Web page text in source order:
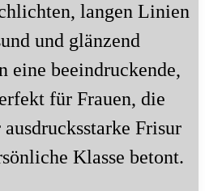
langen Linien
und glänzend
eine beeindruckende,
für Frauen, die
Frisur
Klasse betont.